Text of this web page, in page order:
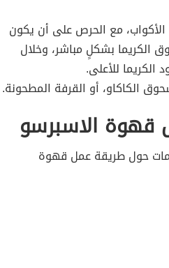
مع الحرص على أن يكون
الكريما بشكلٍ مباشر، وخلال
للأعلى.
الكاكاو، أو القرفة المطحونة.
قهوة الاسبرسو
حول طريقة عمل قهوة